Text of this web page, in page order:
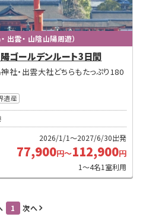
・ 出雲・ 山陰山陽周遊）
ゴールデンルート3日間
社・出雲大社どちらもたっぷり180
遺産
2026/1/1～2027/6/30出発
77,900円～112,900円
1～4名1室利用
1 次へ